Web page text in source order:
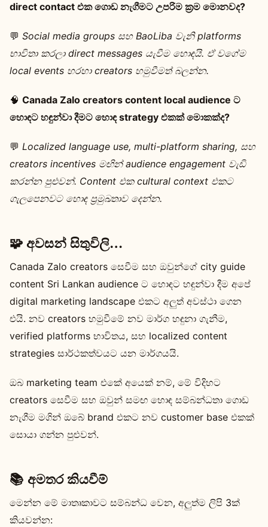
direct contact එක ගොඩ නැගීමට උපරිම ක්‍රම මොනවද?
💬 Social media groups සහ BaoLiba වැනි platforms
භාවිතා කරලා direct messages යැවීම හොඳයි. ඒ වගේම
local events හරහා creators හමුවීමත් බලන්න.
🧠 Canada Zalo creators content local audience ට
හොඳට හඳුන්වා දීමට හොඳ strategy එකක් මොකක්ද?
💬 Localized language use, multi-platform sharing, සහ
creators incentives මඟින් audience engagement වැඩි
කරන්න පුළුවන්. Content එක cultural context එකට
ගැලපෙනවට හොඳ ප්‍රමුඛතාව දෙන්න.
🧩 අවසන් සිතුවිලි…
Canada Zalo creators සෙවීම සහ ඔවුන්ගේ city guide
content Sri Lankan audience ට හොඳට හඳුන්වා දීම අපේ
digital marketing landscape එකට අලුත් අවස්ථා ගෙන
එයි. නව creators හමුවීමේ නව මාර්ග හඳුනා ගැනීම,
verified platforms භාවිතය, සහ localized content
strategies සාර්ථකත්වයට යන මාර්ගයයි.
ඔබ marketing team එකේ අයෙක් නම්, මේ විදිහට
creators සෙවීම සහ ඔවුන් සමඟ හොඳ සම්බන්ධතා ගොඩ
නැගීම මගින් ඔබේ brand එකට නව customer base එකක්
සොයා ගන්න පුළුවන්.
📚 අමතර කියවීම්
මෙන්න මේ මාතෘකාවට සම්බන්ධ වෙන, අලුත්ම ලිපි 3ක්
කියවන්න: